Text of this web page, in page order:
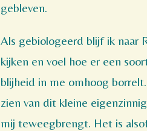
gebleven.
Als gebiologeerd blijf ik naar
kijken en voel hoe er een
blijheid in me omhoog
zien van dit kleine
mij teweegbrengt. Het is